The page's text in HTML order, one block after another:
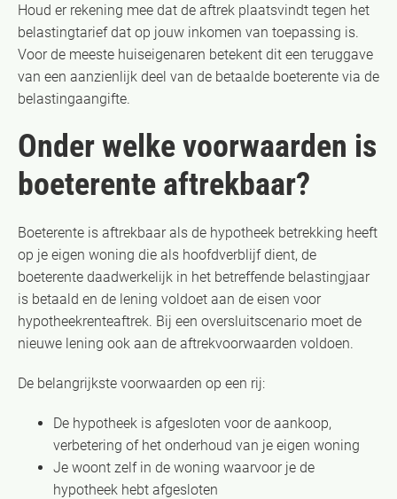
Houd er rekening mee dat de aftrek plaatsvindt tegen het
belastingtarief dat op jouw inkomen van toepassing is.
Voor de meeste huiseigenaren betekent dit een teruggave
van een aanzienlijk deel van de betaalde boeterente via de
belastingaangifte.
Onder welke voorwaarden is
boeterente aftrekbaar?
Boeterente is aftrekbaar als de hypotheek betrekking heeft
op je eigen woning die als hoofdverblijf dient, de
boeterente daadwerkelijk in het betreffende belastingjaar
is betaald en de lening voldoet aan de eisen voor
hypotheekrenteaftrek. Bij een oversluitscenario moet de
nieuwe lening ook aan de aftrekvoorwaarden voldoen.
De belangrijkste voorwaarden op een rij:
De hypotheek is afgesloten voor de aankoop,
verbetering of het onderhoud van je eigen woning
Je woont zelf in de woning waarvoor je de
hypotheek hebt afgesloten